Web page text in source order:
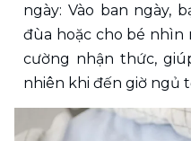
ngày: Vào ban ngày,
đùa hoặc cho bé
cường nhận thức,
nhiên khi đến giờ ngủ